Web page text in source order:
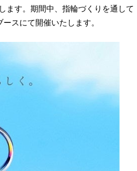
ます。期間中、指輪づくりを通して
スにて開催いたします。